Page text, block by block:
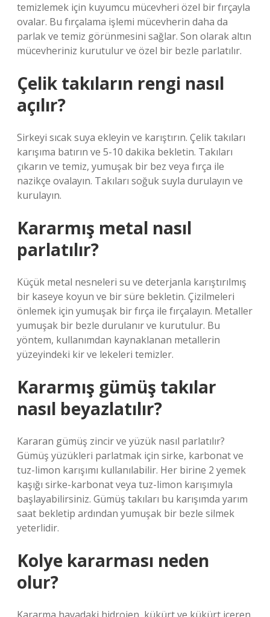
temizlemek için kuyumcu mücevheri özel bir fırçayla
ovalar. Bu fırçalama işlemi mücevherin daha da
parlak ve temiz görünmesini sağlar. Son olarak altın
mücevheriniz kurutulur ve özel bir bezle parlatılır.
Çelik takıların rengi nasıl
açılır?
Sirkeyi sıcak suya ekleyin ve karıştırın. Çelik takıları
karışıma batırın ve 5-10 dakika bekletin. Takıları
çıkarın ve temiz, yumuşak bir bez veya fırça ile
nazikçe ovalayın. Takıları soğuk suyla durulayın ve
kurulayın.
Kararmış metal nasıl
parlatılır?
Küçük metal nesneleri su ve deterjanla karıştırılmış
bir kaseye koyun ve bir süre bekletin. Çizilmeleri
önlemek için yumuşak bir fırça ile fırçalayın. Metaller
yumuşak bir bezle durulanır ve kurutulur. Bu
yöntem, kullanımdan kaynaklanan metallerin
yüzeyindeki kir ve lekeleri temizler.
Kararmış gümüş takılar
nasıl beyazlatılır?
Kararan gümüş zincir ve yüzük nasıl parlatılır?
Gümüş yüzükleri parlatmak için sirke, karbonat ve
tuz-limon karışımı kullanılabilir. Her birine 2 yemek
kaşığı sirke-karbonat veya tuz-limon karışımıyla
başlayabilirsiniz. Gümüş takıları bu karışımda yarım
saat bekletip ardından yumuşak bir bezle silmek
yeterlidir.
Kolye kararması neden
olur?